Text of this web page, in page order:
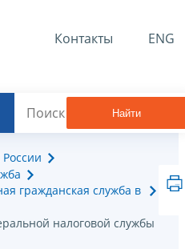
Контакты ENG
Найти
гражданская служба в
налоговой службы